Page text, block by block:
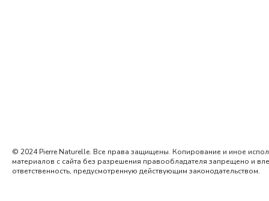
© 2024 Pierre Naturelle. Все права защищены. Копирование и иное
материалов с сайта без разрешения правообладателя запрещено и
ответственность, предусмотренную действующим законодательством.